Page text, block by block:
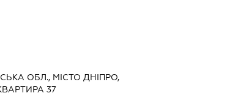
ОБЛ., МІСТО ДНІПРО,
37